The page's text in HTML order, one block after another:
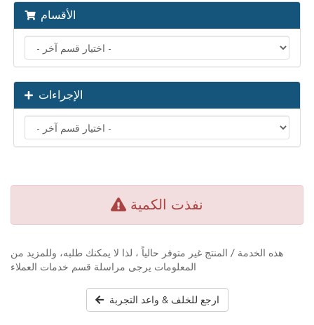
الأقسام
الإجراءات
نفذت الكمية
هذه الخدمة / المنتج غير متوفر حالياً ، لذا لا يمكنك طلبه، وللمزيد من
المعلومات يرجى مراسلة قسم خدمات العملاء
ارجع للخلف & واعد التجربة